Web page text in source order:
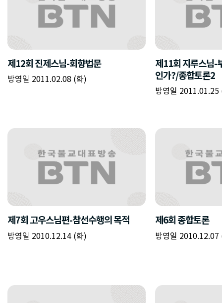
제12회 진제스님-회향법문
방영일 2011.02.08 (화)
제11회 지루스님-
인가?/종합토론2
방영일 2011.01.25
제7회 고우스님편-참선수행의 목적
방영일 2010.12.14 (화)
제6회 종합토론
방영일 2010.12.07